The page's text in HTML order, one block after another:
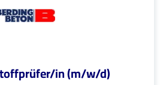
in (m/w/d)